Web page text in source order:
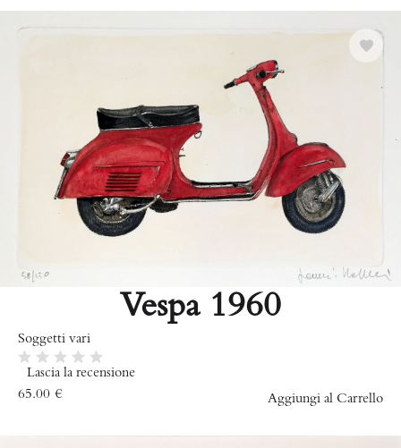
Vespa 1960
Soggetti vari
Lascia la recensione
€
65.00 Aggiungi al Carrello